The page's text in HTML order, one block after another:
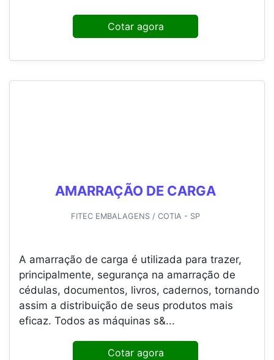
Cotar agora
AMARRAÇÃO DE CARGA
FITEC EMBALAGENS / COTIA - SP
A amarração de carga é utilizada para trazer,
principalmente, segurança na amarração de
cédulas, documentos, livros, cadernos, tornando
assim a distribuição de seus produtos mais
eficaz. Todos as máquinas s&...
Cotar agora